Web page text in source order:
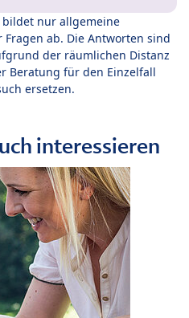
bildet nur allgemeine
ab. Die Antworten sind
der räumlichen Distanz
Beratung für den Einzelfall
ersetzen.
interessieren